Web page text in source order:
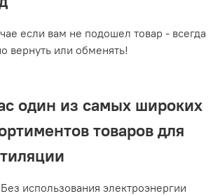
если вам не подошел товар - всегда
вернуть или обменять!
один из самых широких
товаров для
Без использования электроэнергии